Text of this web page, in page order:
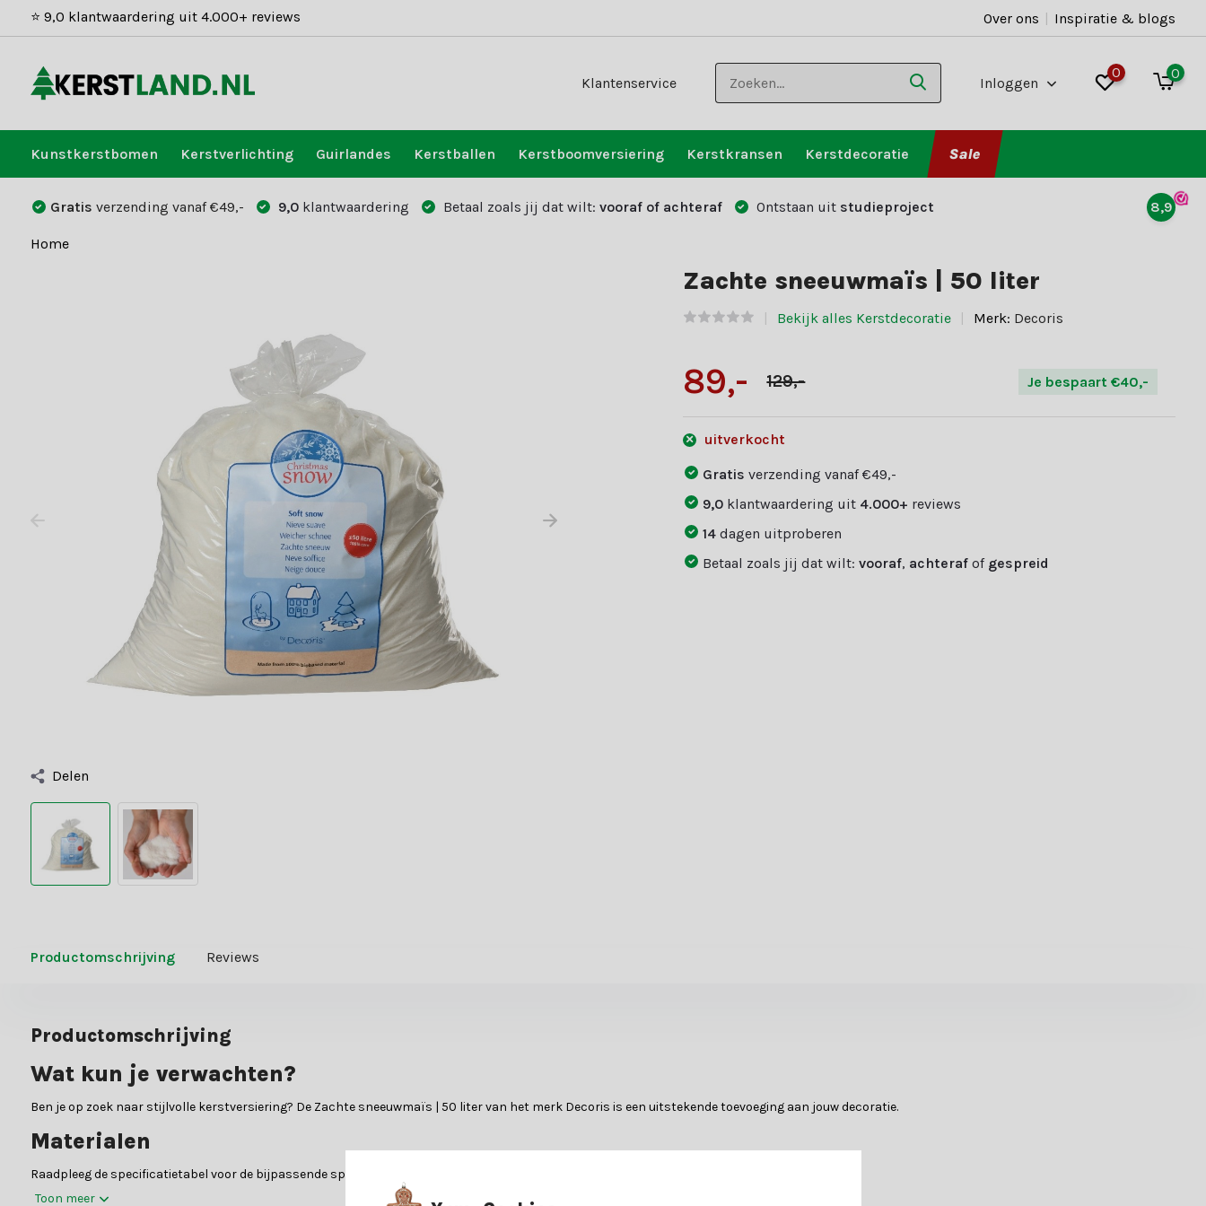
⭐ 9,0 klantwaardering uit 4.000+ reviews Over ons | Inspiratie & blogs
Klantenservice Inloggen
0 0
Kunstkerstbomen Kerstverlichting Guirlandes Kerstballen Kerstboomversiering Kerstkransen Kerstdecoratie Sale
Gratis verzending vanaf €49,- 9,0 klantwaardering Betaal zoals jij dat wilt: vooraf of achteraf Ontstaan uit studieproject 8,9
Home
Delen
Zachte sneeuwmaïs | 50 liter
Bekijk alles Kerstdecoratie Merk: Decoris
89,- 129,- Je bespaart €40,-
uitverkocht
Gratisverzending vanaf €49,-
9,0 klantwaardering uit 4.000+ reviews
14dagen uitproberen
Betaal zoals jij dat wilt:vooraf, achteraf of gespreid
Productomschrijving Reviews
Productomschrijving
Wat kun je verwachten?
Ben je op zoek naar stijlvolle kerstversiering? De Zachte sneeuwmaïs | 50 liter van het merk Decoris is een uitstekende toevoeging aan jouw decoratie.
Materialen
Raadpleeg de specificatietabel voor de bijpassende specificaties van dit product.
Toon meer